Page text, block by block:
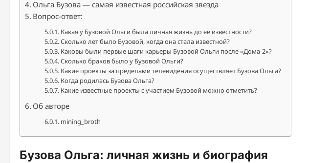
Ольга Бузова — самая известная российская звезда
Вопрос-ответ:
Какая у Бузовой Ольги была личная жизнь до ее известности?
Сколько лет было Бузовой, когда она стала известной?
Каковы были первые шаги карьеры Бузовой Ольги после «Дома-2»?
Сколько браков было у Бузовой Ольги?
Какие проекты за пределами телевидения осуществляет Бузова Ольга?
Когда родилась Бузова Ольга?
Какие известные проекты с участием Бузовой можно отметить?
Об авторе
mining_broth
Бузова Ольга: личная жизнь и биография